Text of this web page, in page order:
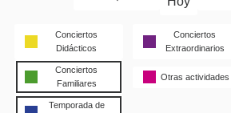
Conciertos
Didácticos
Conciertos
Extraordinarios
Conciertos
Familiares
Otras actividades
Temporada de